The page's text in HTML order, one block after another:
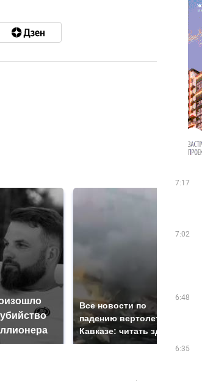
Все новости по
падению вертолета на
Кавказе: читать здесь
7:17
7:02
6:48
6:35